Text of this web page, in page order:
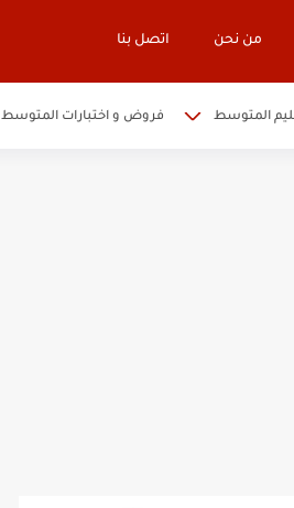
من نحن اتصل بنا
المتوسط فروض و اختبارات المتوسط